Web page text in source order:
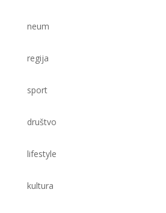
neum
regija
sport
društvo
lifestyle
kultura